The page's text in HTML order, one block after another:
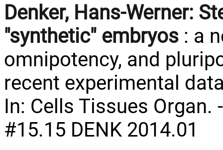
Denker, Hans-Werner:
"synthetic" embryos : a
omnipotency, and
recent experimental
In: Cells Tissues Organ.
#15.15 DENK 2014.01